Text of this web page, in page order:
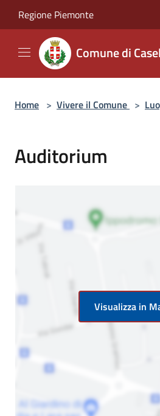
Regione Piemonte
Comune di
Home > Vivere il Comune >
Auditorium
Visualizza in